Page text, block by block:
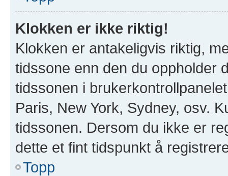
Klokken er ikke riktig!
Klokken er antakeligvis riktig,
tidssone enn den du oppholder
tidssonen i
Paris, New York, Sydney, osv.
tidssonen. Dersom du ikke er
dette et fint tidspunkt å
Topp